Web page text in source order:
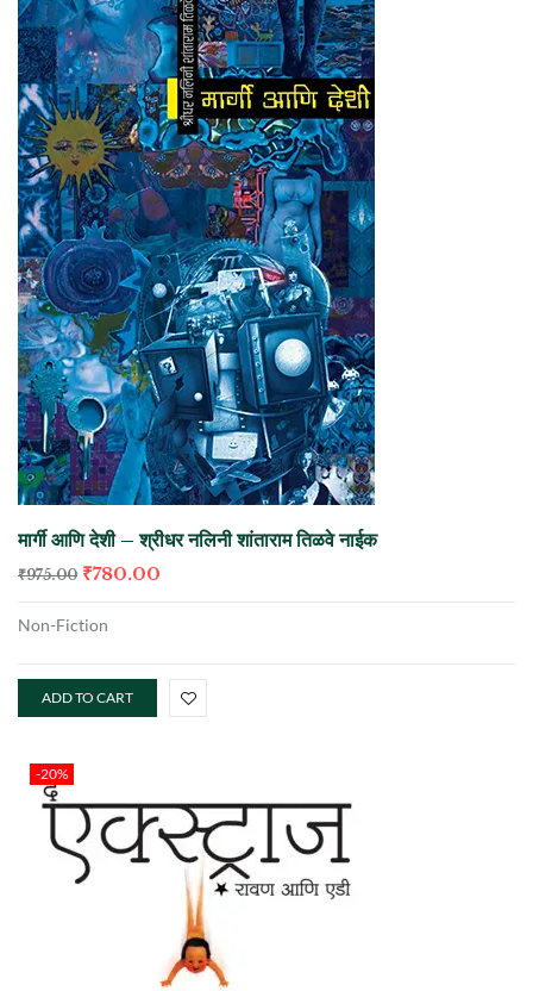
मार्गी आणि देशी – श्रीधर नलिनी शांताराम तिळवे नाईक
₹975.00 ₹780.00
Non-Fiction
ADD TO CART
-20%